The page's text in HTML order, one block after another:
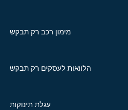
מימון רכב רק תבקש
הלוואות לעסקים רק תבקש
עגלת תינוקות